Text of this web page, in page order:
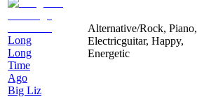
Long
Long
Time
Ago
Big Liz
Alternative/Rock, Piano,
Electricguitar, Happy,
Energetic